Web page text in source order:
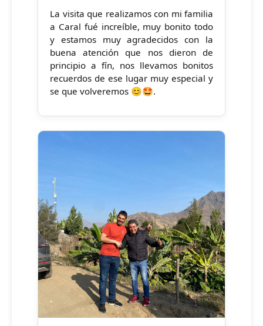
La visita que realizamos con mi familia
a Caral fué increíble, muy bonito todo
y estamos muy agradecidos con la
buena atención que nos dieron de
principio a fín, nos llevamos bonitos
recuerdos de ese lugar muy especial y
se que volveremos 😊🤩.